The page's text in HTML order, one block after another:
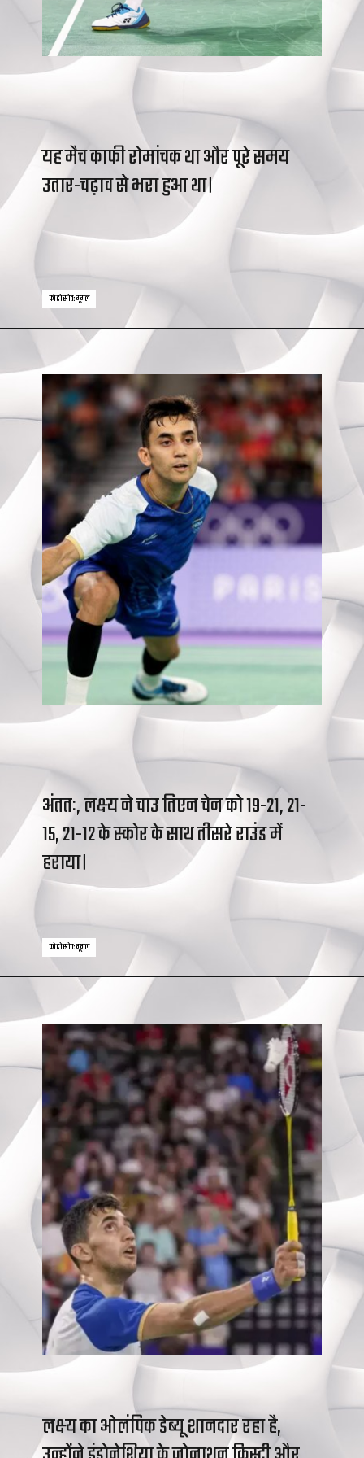
यह मैच काफी रोमांचक था और पूरे समय
उतार-चढ़ाव से भरा हुआ था।
फोटो स्रोत: गूगल
फोटो स्रोत: गूगल
अंततः, लक्ष्य ने चाउ तिएन चेन को 19-21, 21-
15, 21-12 के स्कोर के साथ तीसरे राउंड में
हराया।
फोटो स्रोत: गूगल
फोटो स्रोत: गूगल
लक्ष्य का ओलंपिक डेब्यू शानदार रहा है,